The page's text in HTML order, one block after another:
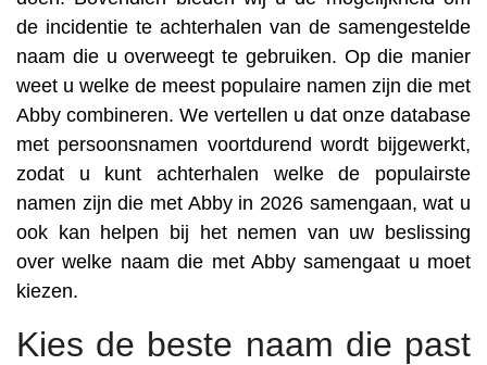
de incidentie te achterhalen van de samengestelde
naam die u overweegt te gebruiken. Op die manier
weet u welke de meest populaire namen zijn die met
Abby combineren. We vertellen u dat onze database
met persoonsnamen voortdurend wordt bijgewerkt,
zodat u kunt achterhalen welke de populairste
namen zijn die met Abby in 2026 samengaan, wat u
ook kan helpen bij het nemen van uw beslissing
over welke naam die met Abby samengaat u moet
kiezen.
Kies de beste naam die past